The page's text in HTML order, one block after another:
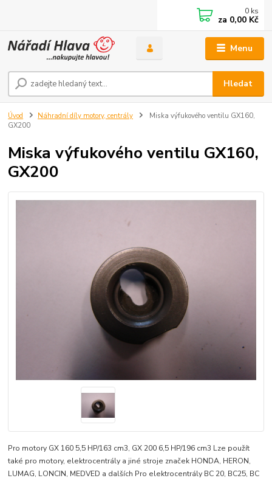
Menu
Hledat
0 ks
za 0,00 Kč
Úvod Náhradní díly motory, centrály
Miska výfukového ventilu GX160,
GX200
Miska výfukového ventilu GX160,
GX200
Pro motory GX 160 5,5 HP/163 cm3, GX 200 6,5 HP/196 cm3 Lze použít
také pro motory, elektrocentrály a jiné stroje značek HONDA, HERON,
LUMAG, LONCIN, MEDVED a dalších Pro elektrocentrály BC 20, BC25, BC